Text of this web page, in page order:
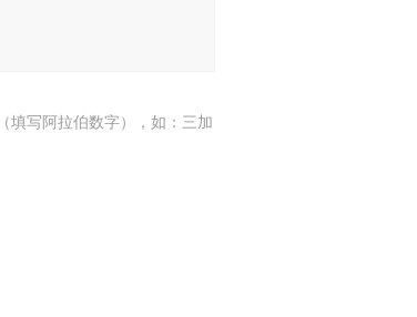
填写阿拉伯数字），如：三加